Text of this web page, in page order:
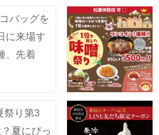
バッグを
に来場す
、先着
祭り第3
夏にぴっ